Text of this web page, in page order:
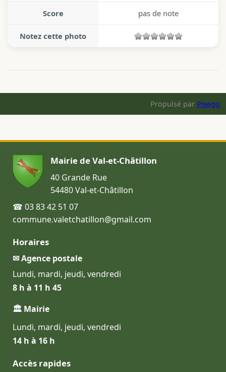
Score pas de note
Notez cette photo
Propulsé par Piwigo
Mairie de Val-et-Châtillon
40 Grande Rue
54480 Val-et-Châtillon
☎ 03 83 42 51 07
commune.valetchatillon@gmail.com
Horaires
✉ Agence postale
Lundi, mardi, jeudi, vendredi
8 h à 11 h 45
🏛 Mairie
Lundi, mardi, jeudi, vendredi
14 h à 16 h
Accès rapides